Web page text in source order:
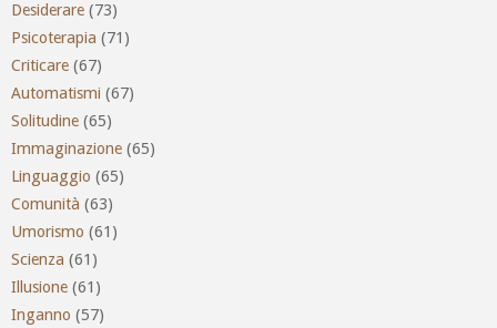
Desiderare (73)
Psicoterapia (71)
Criticare (67)
Automatismi (67)
Solitudine (65)
Immaginazione (65)
Linguaggio (65)
Comunità (63)
Umorismo (61)
Scienza (61)
Illusione (61)
Inganno (57)